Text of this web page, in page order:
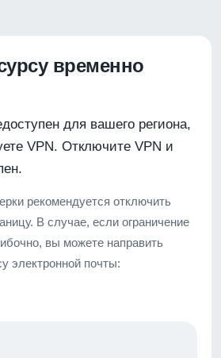
временно
для вашего региона,
VPN. Отключите VPN и
рекомендуется отключить
В случае, если ограничение
вы можете направить
электронной почты: